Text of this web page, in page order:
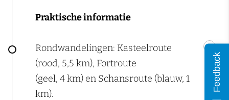
Praktische informatie
Rondwandelingen: Kasteelroute
(rood, 5,5 km), Fortroute
(geel, 4 km) en Schansroute (blauw, 1
km).
Feedback